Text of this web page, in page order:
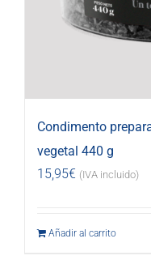
Condimento
vegetal 440 g
15,95€ (IVA incluido)
Añadir al carrito